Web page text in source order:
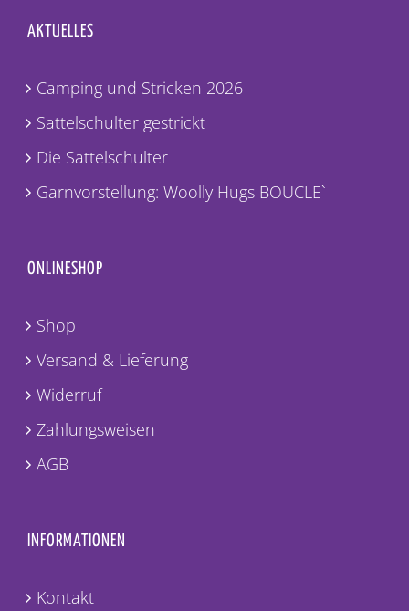
AKTUELLES
Camping und Stricken 2026
Sattelschulter gestrickt
Die Sattelschulter
Garnvorstellung: Woolly Hugs BOUCLE`
ONLINESHOP
Shop
Versand & Lieferung
Widerruf
Zahlungsweisen
AGB
INFORMATIONEN
Kontakt